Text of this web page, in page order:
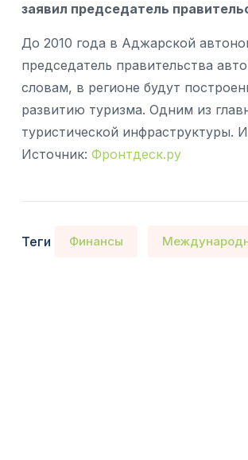
заявил председатель
До 2010 года в Аджарской
председатель правительства
словам, в регионе будут
развитию туризма. Одним из
туристической инфраструктуры.
Источник: Фронтдеск.ру
Теги Финансы